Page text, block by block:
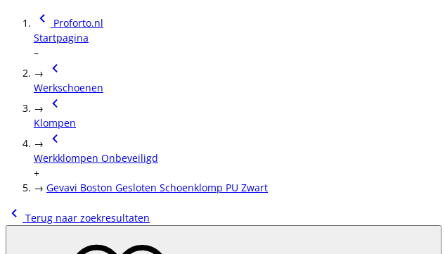
Proforto.nl
Startpagina
–
→
Werkschoenen
→
Klompen
→
Werkklompen Onbeveiligd
+
→ Gevavi Boston Gesloten Schoenklomp PU Zwart
Terug naar zoekresultaten